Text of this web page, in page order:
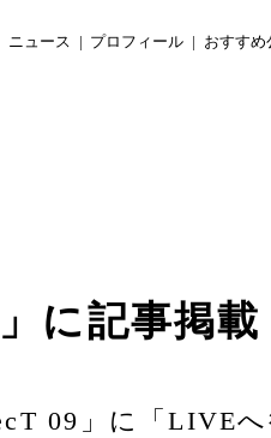
ニュース プロフィール おすすめ
に記事掲載
09」に「LIVE